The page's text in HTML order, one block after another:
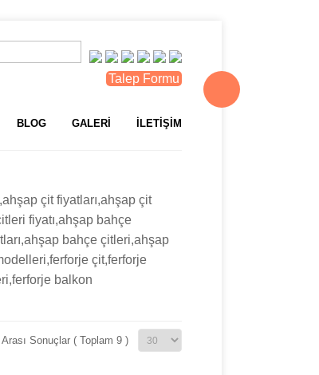
Talep Formu
BLOG GALERİ İLETİŞİM
çit fiyatları,ahşap çit
fiyatı,ahşap bahçe
bahçe çitleri,ahşap
çit,ferforje
balkon
Arası Sonuçlar ( Toplam 9 )